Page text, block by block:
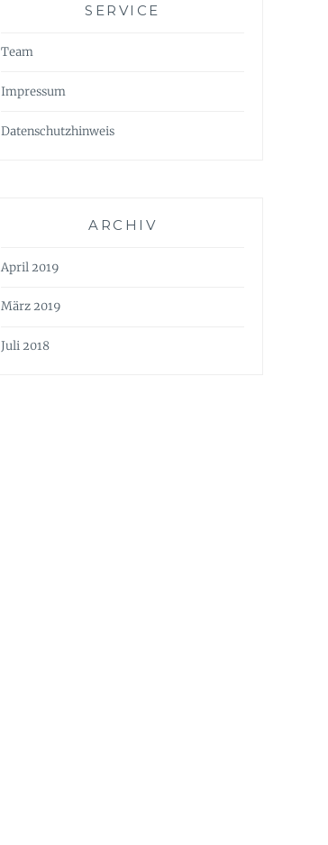
SERVICE
Team
Impressum
Datenschutzhinweis
ARCHIV
April 2019
März 2019
Juli 2018